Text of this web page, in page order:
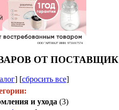
ООО "АРТИАЛ" ИНН: 9731017574
ОТ
] [сбросить все]
и ухода (3)